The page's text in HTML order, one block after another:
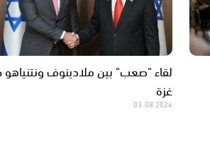
لقاء "صعب" بين ملادينوف
غزة
03.08.2026